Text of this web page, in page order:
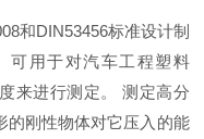
和DIN53456标准设计制
可用于对汽车工程塑料
来进行测定。
测定高分
的刚性物体对它压入的能